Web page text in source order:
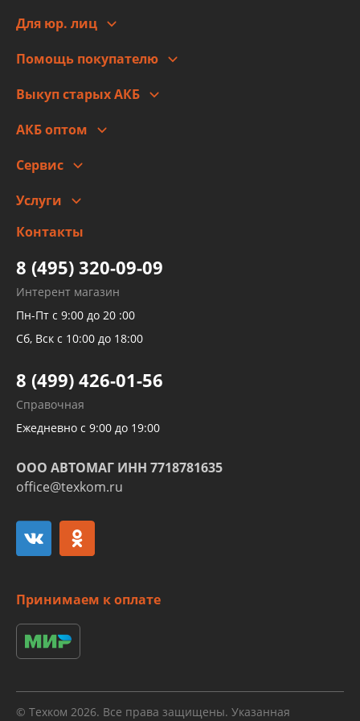
Новости
Правовая информация
Для юр. лиц
Помощь покупателю
Оплата
Гарантии и возврат
Выкуп старых АКБ
АКБ оптом
Сервис
Заправка кондиционера авто
Детейлинг
Услуги
высокого давления
Тормозных трубок
Рукавов гидроусилителей
Рукавов компрессоров и турбин
Трубок кондиционеров
Развертка пайка медных стальных
алюминиевых трубок и штуцеров
Контакты
8 (495) 320-09-09
Интерент магазин
Пн-Пт с 9:00 до 20 :00
Сб, Вск с 10:00 до 18:00
8 (499) 426-01-56
Справочная
Ежедневно с 9:00 до 19:00
ООО АВТОМАГ ИНН 7718781635
office@texkom.ru
Принимаем к оплате
© Техком 2026. Все права защищены. Указанная